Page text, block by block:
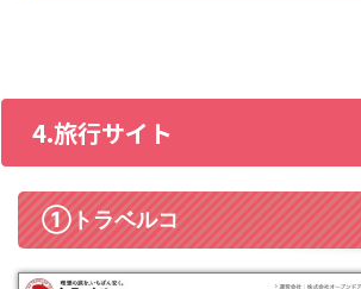
4.旅行サイト
①トラベルコ